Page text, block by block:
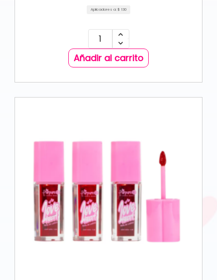
Aplicadores a: $ 130
Añadir al carrito